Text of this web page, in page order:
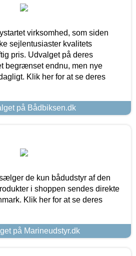
virksomhed, som siden
sejlentusiaster kvalitets
pris. Udvalget på deres
begrænset endnu, men nye
Klik her for at se deres
på Bådbiksen.dk
de kun bådudstyr af den
i shoppen sendes direkte
Klik her for at se deres
på Marineudstyr.dk